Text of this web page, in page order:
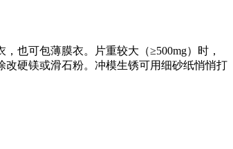
也可包薄膜衣。片重较大（≥500mg）时，
硬镁或滑石粉。冲模生锈可用细砂纸悄悄打